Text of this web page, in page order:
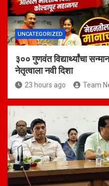
UNCATEGORIZED
३०० गुणवंत विद्यार्थ्यांचा
नेतृत्वाला नवी दिशा
23 hours ago Team